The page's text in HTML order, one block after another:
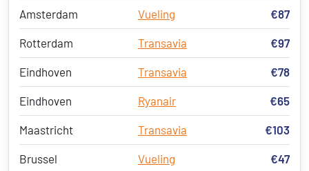
Amsterdam Vueling €87
Rotterdam Transavia €97
Eindhoven Transavia €78
Eindhoven Ryanair €65
Maastricht Transavia €103
Brussel Vueling €47